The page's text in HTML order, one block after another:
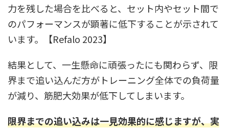
力を残した場合を比べると、セット内やセット間で
のパフォーマンスが顕著に低下することが示されて
います。【Refalo 2023】
結果として、一生懸命に頑張ったにも関わらず、限
界まで追い込んだ方がトレーニング全体での負荷量
が減り、筋肥大効果が低下してしまいます。
限界までの追い込みは一見効果的に感じますが、実